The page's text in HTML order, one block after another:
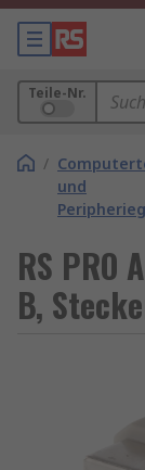
Teile-Nr.
/
und
RS PRO
B,